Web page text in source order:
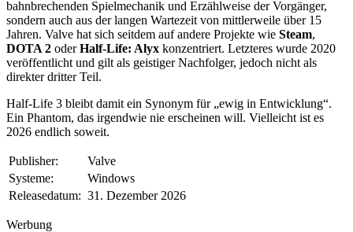
bahnbrechenden Spielmechanik und Erzählweise der Vorgänger,
sondern auch aus der langen Wartezeit von mittlerweile über 15
Jahren. Valve hat sich seitdem auf andere Projekte wie Steam,
DOTA 2 oderHalf-Life: Alyx konzentriert. Letzteres wurde 2020
veröffentlicht und gilt als geistiger Nachfolger, jedoch nicht als
direkter dritter Teil.
Half-Life 3 bleibt damit ein Synonym für „ewig in Entwicklung“.
Ein Phantom, das irgendwie nie erscheinen will. Vielleicht ist es
2026 endlich soweit.
Publisher:
Valve
Systeme:
Windows
Releasedatum: 31. Dezember 2026
Werbung